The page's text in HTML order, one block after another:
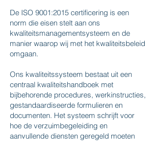
De ISO 9001:2015 certificering is een
norm die eisen stelt aan ons
kwaliteitsmanagementsysteem en de
manier waarop wij met het kwaliteitsbeleid
omgaan.
​Ons kwaliteitssysteem bestaat uit een
centraal kwaliteitshandboek met
bijbehorende procedures, werkinstructies,
gestandaardiseerde formulieren en
documenten. Het systeem schrijft voor
hoe de verzuimbegeleiding en
aanvullende diensten geregeld moeten